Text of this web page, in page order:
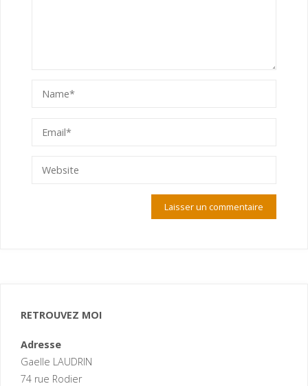
RETROUVEZ MOI
Adresse
Gaelle LAUDRIN
74 rue Rodier